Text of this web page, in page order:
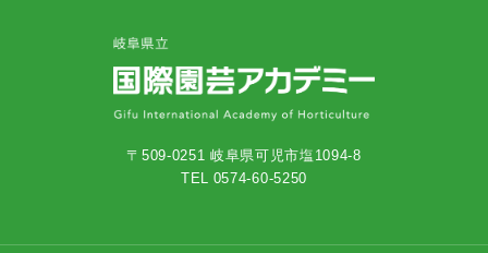
〒509-0251 岐阜県可児市塩1094-8
TEL 0574-60-5250